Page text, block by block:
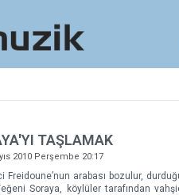
TAŞLAMAK
2010 Perşembe 20:17
Freidoune’nun arabası bozulur,
Soraya, köylüler tarafından